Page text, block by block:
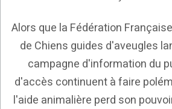
Alors que la Fédération
de Chiens guides d'aveugles
campagne d'information du
d'accès continuent à faire
l'aide animalière perd son